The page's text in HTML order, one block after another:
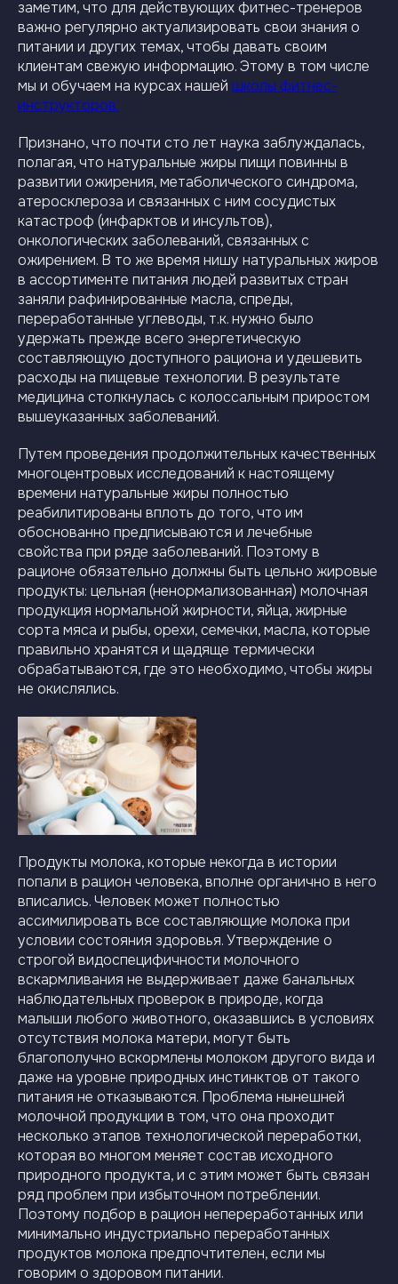
заметим, что для действующих фитнес-тренеров
важно регулярно актуализировать свои знания о
питании и других темах, чтобы давать своим
клиентам свежую информацию. Этому в том числе
мы и обучаем на курсах нашей школы фитнес-
инструкторов.
Признано, что почти сто лет наука заблуждалась,
полагая, что натуральные жиры пищи повинны в
развитии ожирения, метаболического синдрома,
атеросклероза и связанных с ним сосудистых
катастроф (инфарктов и инсультов),
онкологических заболеваний, связанных с
ожирением. В то же время нишу натуральных жиров
в ассортименте питания людей развитых стран
заняли рафинированные масла, спреды,
переработанные углеводы, т.к. нужно было
удержать прежде всего энергетическую
составляющую доступного рациона и удешевить
расходы на пищевые технологии. В результате
медицина столкнулась с колоссальным приростом
вышеуказанных заболеваний.
Путем проведения продолжительных качественных
многоцентровых исследований к настоящему
времени натуральные жиры полностью
реабилитированы вплоть до того, что им
обоснованно предписываются и лечебные
свойства при ряде заболеваний. Поэтому в
рационе обязательно должны быть цельно жировые
продукты: цельная (ненормализованная) молочная
продукция нормальной жирности, яйца, жирные
сорта мяса и рыбы, орехи, семечки, масла, которые
правильно хранятся и щадяще термически
обрабатываются, где это необходимо, чтобы жиры
не окислялись.
Продукты молока, которые некогда в истории
попали в рацион человека, вполне органично в него
вписались. Человек может полностью
ассимилировать все составляющие молока при
условии состояния здоровья. Утверждение о
строгой видоспецифичности молочного
вскармливания не выдерживает даже банальных
наблюдательных проверок в природе, когда
малыши любого животного, оказавшись в условиях
отсутствия молока матери, могут быть
благополучно вскормлены молоком другого вида и
даже на уровне природных инстинктов от такого
питания не отказываются. Проблема нынешней
молочной продукции в том, что она проходит
несколько этапов технологической переработки,
которая во многом меняет состав исходного
природного продукта, и с этим может быть связан
ряд проблем при избыточном потреблении.
Поэтому подбор в рацион непереработанных или
минимально индустриально переработанных
продуктов молока предпочтителен, если мы
говорим о здоровом питании.